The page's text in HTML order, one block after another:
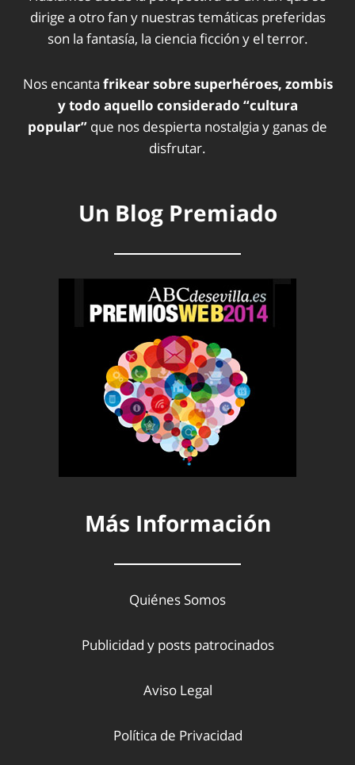
dirige a otro fan y nuestras temáticas preferidas
son la fantasía, la ciencia ficción y el terror.
Nos encanta frikear sobre superhéroes, zombis
y todo aquello considerado “cultura
popular” que nos despierta nostalgia y ganas de
disfrutar.
Un Blog Premiado
Más Información
Quiénes Somos
Publicidad y posts patrocinados
Aviso Legal
Política de Privacidad